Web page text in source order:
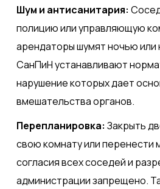
Шум и антисанитария:
полицию или управляющую
арендаторы шумят ночью или
СанПиН устанавливают
нарушение которых дает
вмешательства органов.
Перепланировка: Закрыть
свою комнату или перенести
согласия всех соседей и
администрации запрещено.